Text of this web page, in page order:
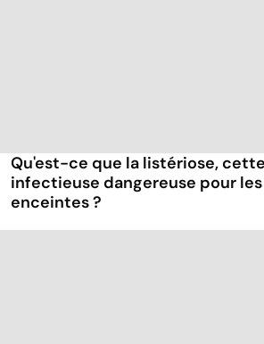
Qu'est-ce que la listériose,
infectieuse dangereuse pour
enceintes ?